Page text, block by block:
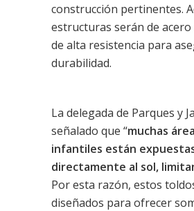
construcción pertinentes.
estructuras serán de
de alta resistencia para
durabilidad.
La delegada de Parques y
señalado que “muchas
infantiles están
directamente al sol,
Por esta razón, estos
diseñados para ofrecer